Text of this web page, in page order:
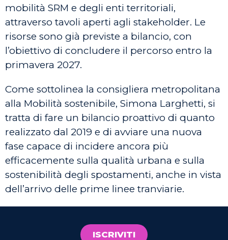
mobilità SRM e degli enti territoriali,
attraverso tavoli aperti agli stakeholder. Le
risorse sono già previste a bilancio, con
l’obiettivo di concludere il percorso entro la
primavera 2027.
Come sottolinea la consigliera metropolitana
alla Mobilità sostenibile, Simona Larghetti, si
tratta di fare un bilancio proattivo di quanto
realizzato dal 2019 e di avviare una nuova
fase capace di incidere ancora più
efficacemente sulla qualità urbana e sulla
sostenibilità degli spostamenti, anche in vista
dell’arrivo delle prime linee tranviarie.
ISCRIVITI